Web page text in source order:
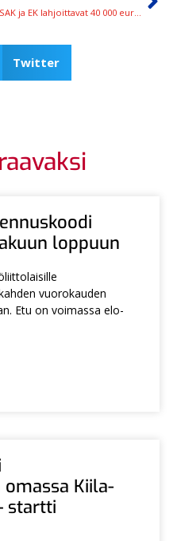
SAK ja EK lahjoittavat 40 000 euroa sodan uhreille Ukrainaan
Twitter
loppuun
vuorokauden
Etu on voimassa elo-
Kiila-
startti